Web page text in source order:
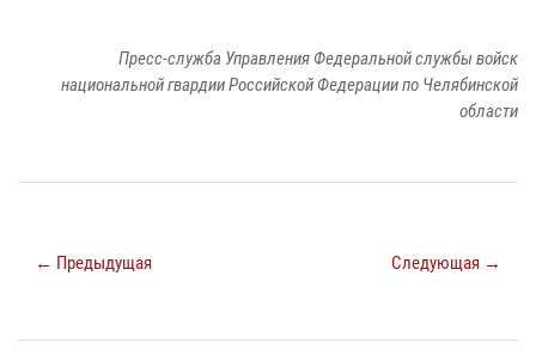
Пресс-служба Управления Федеральной службы войск
национальной гвардии Российской Федерации по Челябинской
области
← Предыдущая Следующая →